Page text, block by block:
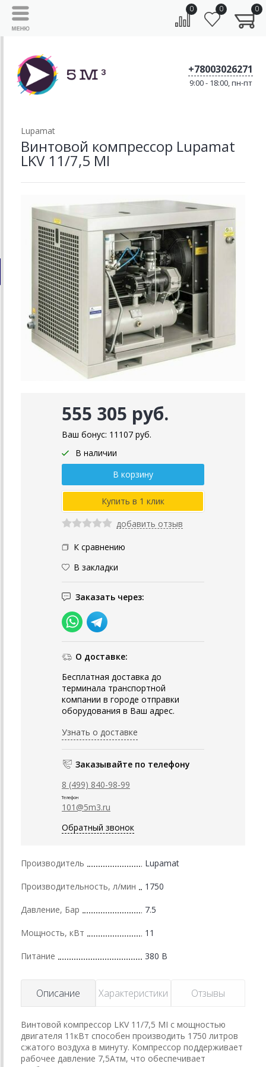
0 0 0
+78003026271
9:00 - 18:00, пн-пт
Lupamat
Винтовой компрессор Lupamat
LKV 11/7,5 MI
555 305 руб.
Ваш бонус: 11107 руб.
В наличии
добавить отзыв
К сравнению
В закладки
Заказать через:
О доставке:
Бесплатная доставка до
терминала транспортной
компании в городе отправки
оборудования в Ваш адрес.
Узнать о доставке
Заказывайте по телефону
8 (499) 840-98-99
Телефон
101@5m3.ru
Обратный звонок
Производитель Lupamat
Производительность, л/мин 1750
Давление, Бар 7.5
Мощность, кВт 11
Питание 380 В
Описание Характеристики Отзывы
Винтовой компрессор LKV 11/7,5 MI с мощностью
двигателя 11кВт способен производить 1750 литров
сжатого воздуха в минуту. Компрессор поддерживает
рабочее давление 7,5Атм, что обеспечивает